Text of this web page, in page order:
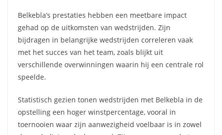
Belkebla’s prestaties hebben een meetbare impact
gehad op de uitkomsten van wedstrijden. Zijn
bijdragen in belangrijke wedstrijden correleren vaak
met het succes van het team, zoals blijkt uit
verschillende overwinningen waarin hij een centrale rol
speelde.
Statistisch gezien tonen wedstrijden met Belkebla in de
opstelling een hoger winstpercentage, vooral in
toernooien waar zijn aanwezigheid voelbaar is in zowel